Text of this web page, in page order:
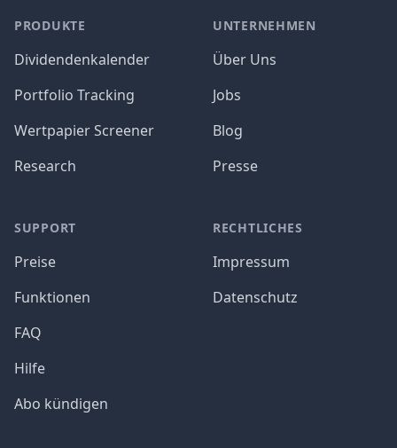
PRODUKTE
Dividendenkalender
Portfolio Tracking
Wertpapier Screener
Research
SUPPORT
Preise
Funktionen
FAQ
Hilfe
Abo kündigen
UNTERNEHMEN
Über Uns
Jobs
Blog
Presse
RECHTLICHES
Impressum
Datenschutz